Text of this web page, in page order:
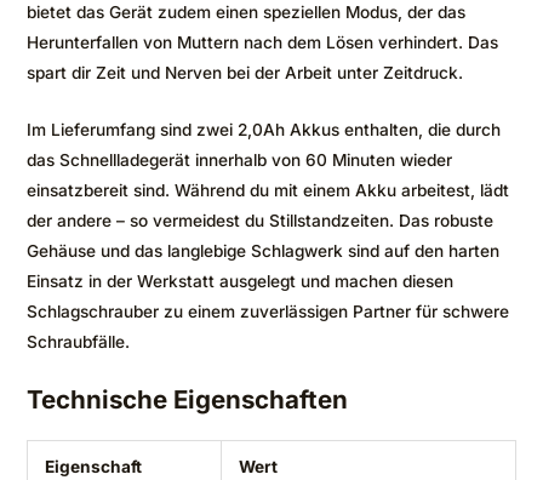
bietet das Gerät zudem einen speziellen Modus, der das
Herunterfallen von Muttern nach dem Lösen verhindert. Das
spart dir Zeit und Nerven bei der Arbeit unter Zeitdruck.
Im Lieferumfang sind zwei 2,0Ah Akkus enthalten, die durch
das Schnellladegerät innerhalb von 60 Minuten wieder
einsatzbereit sind. Während du mit einem Akku arbeitest, lädt
der andere – so vermeidest du Stillstandzeiten. Das robuste
Gehäuse und das langlebige Schlagwerk sind auf den harten
Einsatz in der Werkstatt ausgelegt und machen diesen
Schlagschrauber zu einem zuverlässigen Partner für schwere
Schraubfälle.
Technische Eigenschaften
Eigenschaft Wert